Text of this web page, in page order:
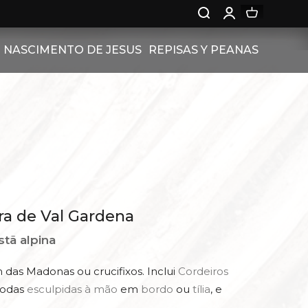
CON
NASCIMENTO DE JESUS REPISAS Y PEANAS
de Val Gardena
alpina
das Madonas ou crucifixos. Inclui Cordeiros
esculpidas à mão em bordo ou tília, e